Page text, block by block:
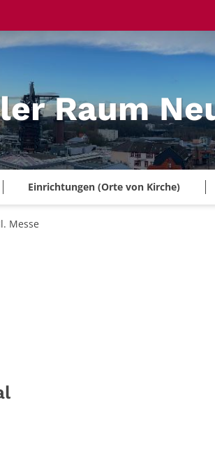
Raum
Einrichtungen (Orte von Kirche)
Messe